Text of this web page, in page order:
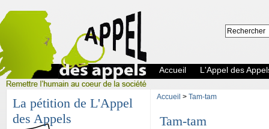
L'Appel des Appels
Accueil L'Appel des
La pétition de L'Appel
des Appels
Accueil > Tam-tam
Tam-tam